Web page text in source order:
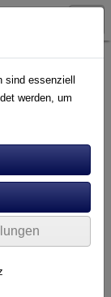
essenziell
werden, um